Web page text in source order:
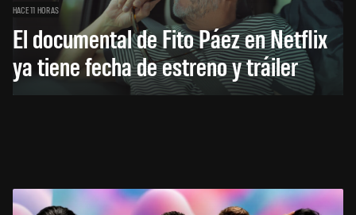
HACE 11 HORAS
El documental de Fito Páez en Netflix
ya tiene fecha de estreno y tráiler